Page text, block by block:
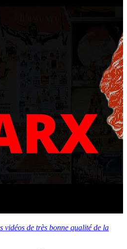
vidéos de très bonne qualité de la